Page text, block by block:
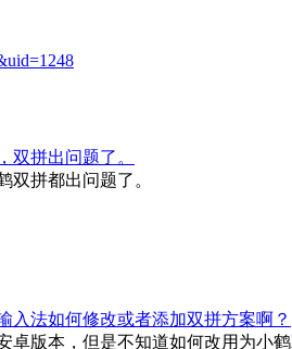
双拼出问题了。
双拼都出问题了。
入法如何修改或者添加双拼方案啊？
卓版本，但是不知道如何改用为小